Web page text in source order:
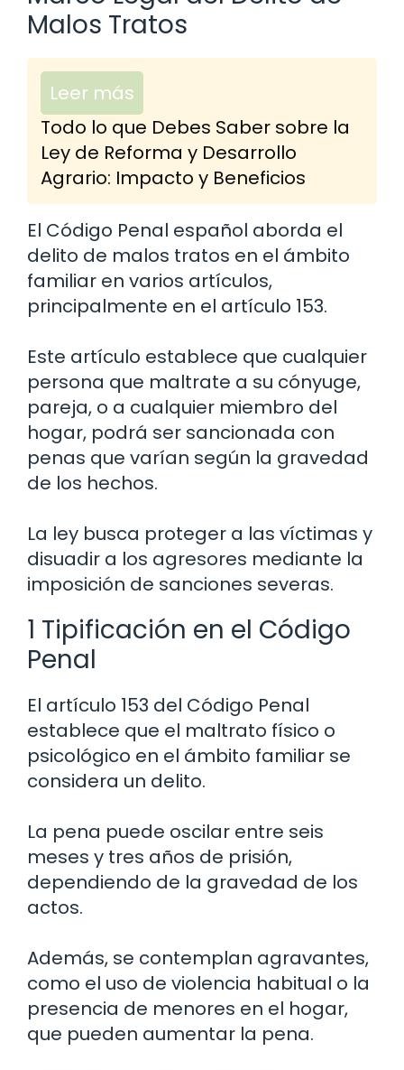
Malos Tratos
Leer más
Todo lo que Debes Saber sobre la
Ley de Reforma y Desarrollo
Agrario: Impacto y Beneficios
El Código Penal español aborda el
delito de malos tratos en el ámbito
familiar en varios artículos,
principalmente en el artículo 153.
Este artículo establece que cualquier
persona que maltrate a su cónyuge,
pareja, o a cualquier miembro del
hogar, podrá ser sancionada con
penas que varían según la gravedad
de los hechos.
La ley busca proteger a las víctimas y
disuadir a los agresores mediante la
imposición de sanciones severas.
1 Tipificación en el Código
Penal
El artículo 153 del Código Penal
establece que el maltrato físico o
psicológico en el ámbito familiar se
considera un delito.
La pena puede oscilar entre seis
meses y tres años de prisión,
dependiendo de la gravedad de los
actos.
Además, se contemplan agravantes,
como el uso de violencia habitual o la
presencia de menores en el hogar,
que pueden aumentar la pena.